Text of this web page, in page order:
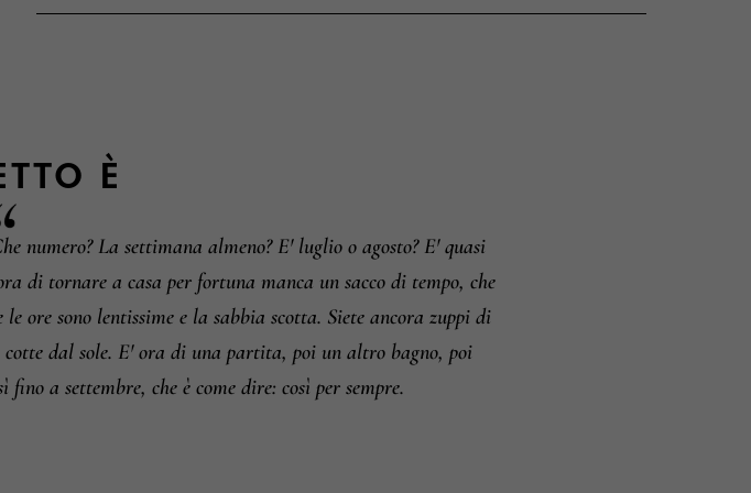
È
numero? La settimana almeno? E' luglio o agosto? E' quasi
di tornare a casa per fortuna manca un sacco di tempo, che
ore sono lentissime e la sabbia scotta. Siete ancora zuppi di
dal sole. E' ora di una partita, poi un altro bagno, poi
a settembre, che è come dire: così per sempre.